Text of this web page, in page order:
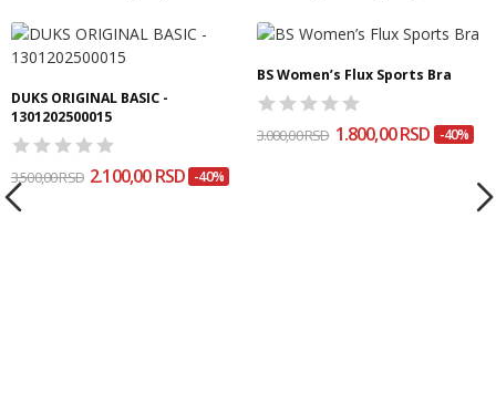
DUKS ORIGINAL BASIC -
1301202500015
3.500,00 RSD 2.100,00 RSD -40%
BS Women’s Flux Sports Bra
3.000,00 RSD 1.800,00 RSD -40%